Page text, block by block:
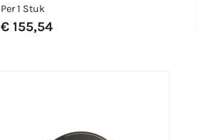
Per 1 Stuk
€ 155,54